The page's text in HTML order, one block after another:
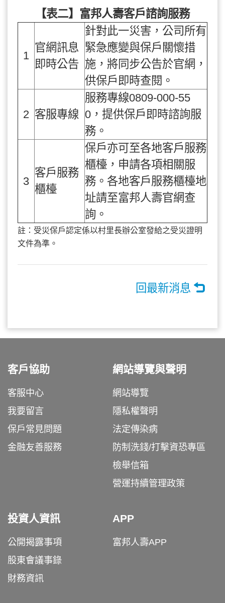
【表二】富邦人壽客戶諮詢服務
1
官網訊息
即時公告
針對此一災害，公司所有
緊急應變與保戶關懷措
施，將同步公告於官網，
供保戶即時查閱。
2 客服專線
服務專線0809-000-55
0，提供保戶即時諮詢服
務。
3
客戶服務
櫃檯
保戶亦可至各地客戶服務
櫃檯，申請各項相關服
務。各地客戶服務櫃檯地
址請至富邦人壽官網查
詢。
註：受災保戶認定係以村里長辦公室發給之受災證明
文件為準。
回最新消息
客戶協助
客服中心
我要留言
保戶常見問題
金融友善服務
網站導覽與聲明
網站導覽
隱私權聲明
法定傳染病
防制洗錢/打擊資恐專區
檢舉信箱
營運持續管理政策
投資人資訊
公開揭露事項
股東會議事錄
財務資訊
APP
富邦人壽APP